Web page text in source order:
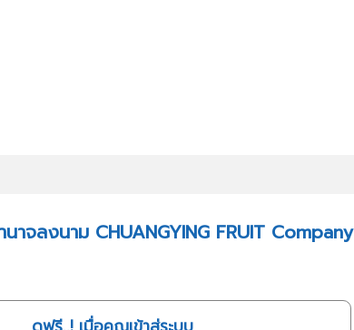
นาจลงนาม CHUANGYING FRUIT Company